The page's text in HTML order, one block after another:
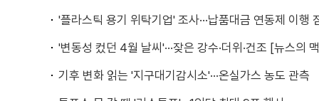
'플라스틱 용기 위탁기업' 조사···납품대금 연동제 이행
'변동성 컸던 4월 날씨'···잦은 강수·더위·건조 [뉴스의
기후 변화 읽는 '지구대기감시소'···온실가스 농도 관측